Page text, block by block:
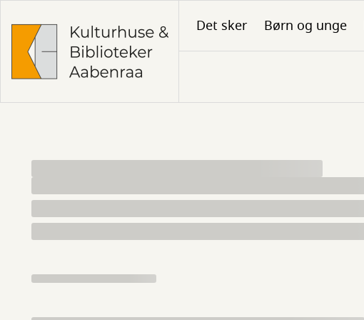
hovedindhold
Det sker Børn og unge